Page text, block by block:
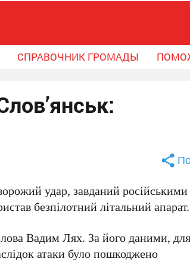
СПРАВОЧНИК ГРОМАДЫ
удар, завданий російськими
безпілотний літальний апарат.
Вадим Лях. За його даними, для
атаки було пошкоджено